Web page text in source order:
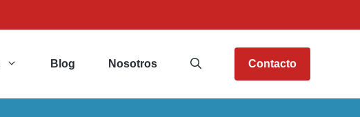
Blog Nosotros Contacto